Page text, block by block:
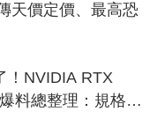
天價定價、最高恐
！NVIDIA RTX
料總整理：規格、